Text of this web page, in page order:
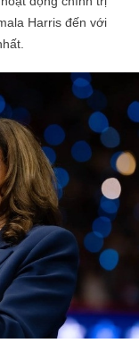
Harris đến với